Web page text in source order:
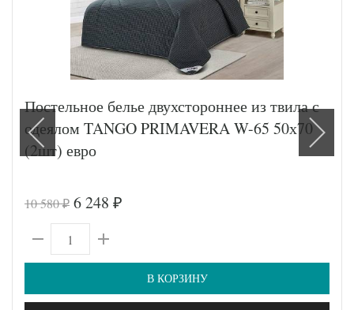
Постельное белье двухстороннее из твила с
одеялом TANGO PRIMAVERA W-65 50х70
(2шт) евро
10 580₽ 6 248 ₽
В КОРЗИНУ